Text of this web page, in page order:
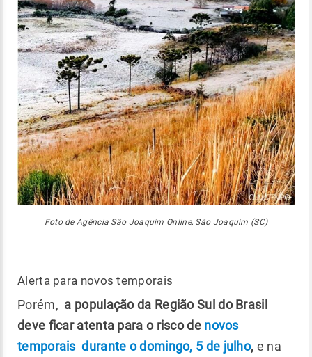
Foto de Agência São Joaquim Online, São Joaquim (SC)
Alerta para novos temporais
Porém, a população da Região Sul do Brasil
deve ficar atenta para o risco de novos
temporais durante o domingo, 5 de julho, e na